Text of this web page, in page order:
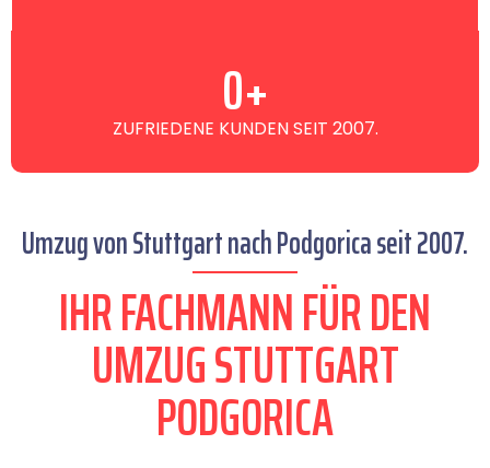
ZUFRIEDENE KUNDEN SEIT 2007.
0+
Umzug von Stuttgart nach Podgorica seit 2007.
IHR FACHMANN FÜR DEN
UMZUG STUTTGART
PODGORICA